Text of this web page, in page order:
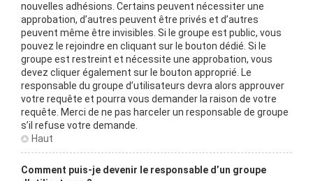
nouvelles adhésions. Certains peuvent nécessiter une
approbation, d’autres peuvent être privés et d’autres
peuvent même être invisibles. Si le groupe est public, vous
pouvez le rejoindre en cliquant sur le bouton dédié. Si le
groupe est restreint et nécessite une approbation, vous
devez cliquer également sur le bouton approprié. Le
responsable du groupe d’utilisateurs devra alors approuver
votre requête et pourra vous demander la raison de votre
requête. Merci de ne pas harceler un responsable de groupe
s’il refuse votre demande.
Haut
Comment puis-je devenir le responsable d’un groupe